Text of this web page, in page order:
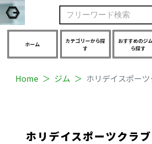
ホーム
カテゴリーから探
す
おすすめのジ
ら探す
Home ジム ホリデイスポー
ホリデイスポーツクラ